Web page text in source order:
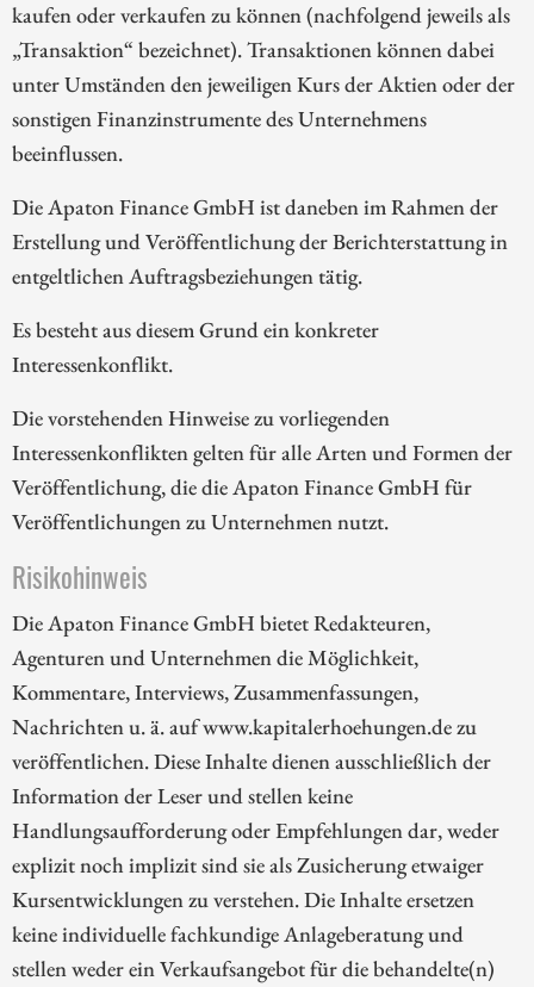
kaufen oder verkaufen zu können (nachfolgend jeweils als
„Transaktion“ bezeichnet). Transaktionen können dabei
unter Umständen den jeweiligen Kurs der Aktien oder der
sonstigen Finanzinstrumente des Unternehmens
beeinflussen.
Die Apaton Finance GmbH ist daneben im Rahmen der
Erstellung und Veröffentlichung der Berichterstattung in
entgeltlichen Auftragsbeziehungen tätig.
Es besteht aus diesem Grund ein konkreter
Interessenkonflikt.
Die vorstehenden Hinweise zu vorliegenden
Interessenkonflikten gelten für alle Arten und Formen der
Veröffentlichung, die die Apaton Finance GmbH für
Veröffentlichungen zu Unternehmen nutzt.
Risikohinweis
Die Apaton Finance GmbH bietet Redakteuren,
Agenturen und Unternehmen die Möglichkeit,
Kommentare, Interviews, Zusammenfassungen,
Nachrichten u. ä. auf www.kapitalerhoehungen.de zu
veröffentlichen. Diese Inhalte dienen ausschließlich der
Information der Leser und stellen keine
Handlungsaufforderung oder Empfehlungen dar, weder
explizit noch implizit sind sie als Zusicherung etwaiger
Kursentwicklungen zu verstehen. Die Inhalte ersetzen
keine individuelle fachkundige Anlageberatung und
stellen weder ein Verkaufsangebot für die behandelte(n)